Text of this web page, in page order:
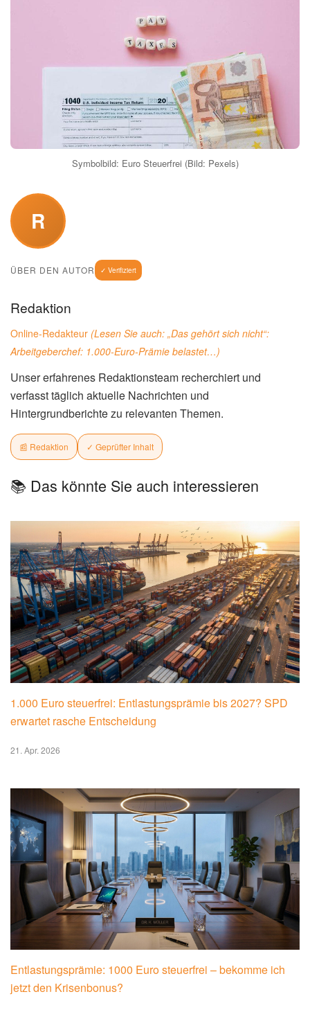
Symbolbild: Euro Steuerfrei (Bild: Pexels)
R
ÜBER DEN AUTOR ✓ Verifiziert
Redaktion
Online-Redakteur (Lesen Sie auch: „Das gehört sich nicht“:
Arbeitgeberchef: 1.000-Euro-Prämie belastet…)
Unser erfahrenes Redaktionsteam recherchiert und
verfasst täglich aktuelle Nachrichten und
Hintergrundberichte zu relevanten Themen.
📰 Redaktion ✓ Geprüfter Inhalt
📚 Das könnte Sie auch interessieren
1.000 Euro steuerfrei: Entlastungsprämie bis 2027? SPD
erwartet rasche Entscheidung
21. Apr. 2026
Entlastungsprämie: 1000 Euro steuerfrei – bekomme ich
jetzt den Krisenbonus?